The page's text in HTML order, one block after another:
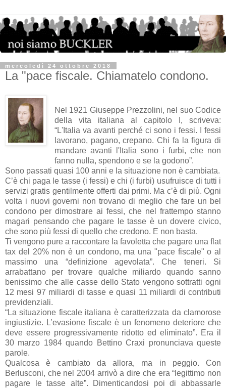
mercoledì 24 ottobre 2018
La "pace fiscale. Chiamatelo condono.
Nel 1921 Giuseppe Prezzolini, nel suo Codice
della vita italiana al capitolo I, scriveva:
“L'Italia va avanti perché ci sono i fessi. I fessi
lavorano, pagano, crepano. Chi fa la figura di
mandare avanti l'Italia sono i furbi, che non
fanno nulla, spendono e se la godono”.
Sono passati quasi 100 anni e la situazione non è cambiata.
C’è chi paga le tasse (i fessi) e chi (i furbi) usufruisce di tutti i
servizi gratis gentilmente offerti dai primi. Ma c’è di più. Ogni
volta i nuovi governi non trovano di meglio che fare un bel
condono per dimostrare ai fessi, che nel frattempo stanno
magari pensando che pagare le tasse è un dovere civico,
che sono più fessi di quello che credono. E non basta.
Ti vengono pure a raccontare la favoletta che pagare una flat
tax del 20% non è un condono, ma una "pace fiscale" o al
massimo una “definizione agevolata”. Che teneri. Si
arrabattano per trovare qualche miliardo quando sanno
benissimo che alle casse dello Stato vengono sottratti ogni
12 mesi 97 miliardi di tasse e quasi 11 miliardi di contributi
previdenziali.
“La situazione fiscale italiana è caratterizzata da clamorose
ingiustizie. L’evasione fiscale è un fenomeno deteriore che
deve essere progressivamente ridotto ed eliminato”. Era il
30 marzo 1984 quando Bettino Craxi pronunciava queste
parole.
Qualcosa è cambiato da allora, ma in peggio. Con
Berlusconi, che nel 2004 arrivò a dire che era “legittimo non
pagare le tasse alte”. Dimenticandosi poi di abbassarle